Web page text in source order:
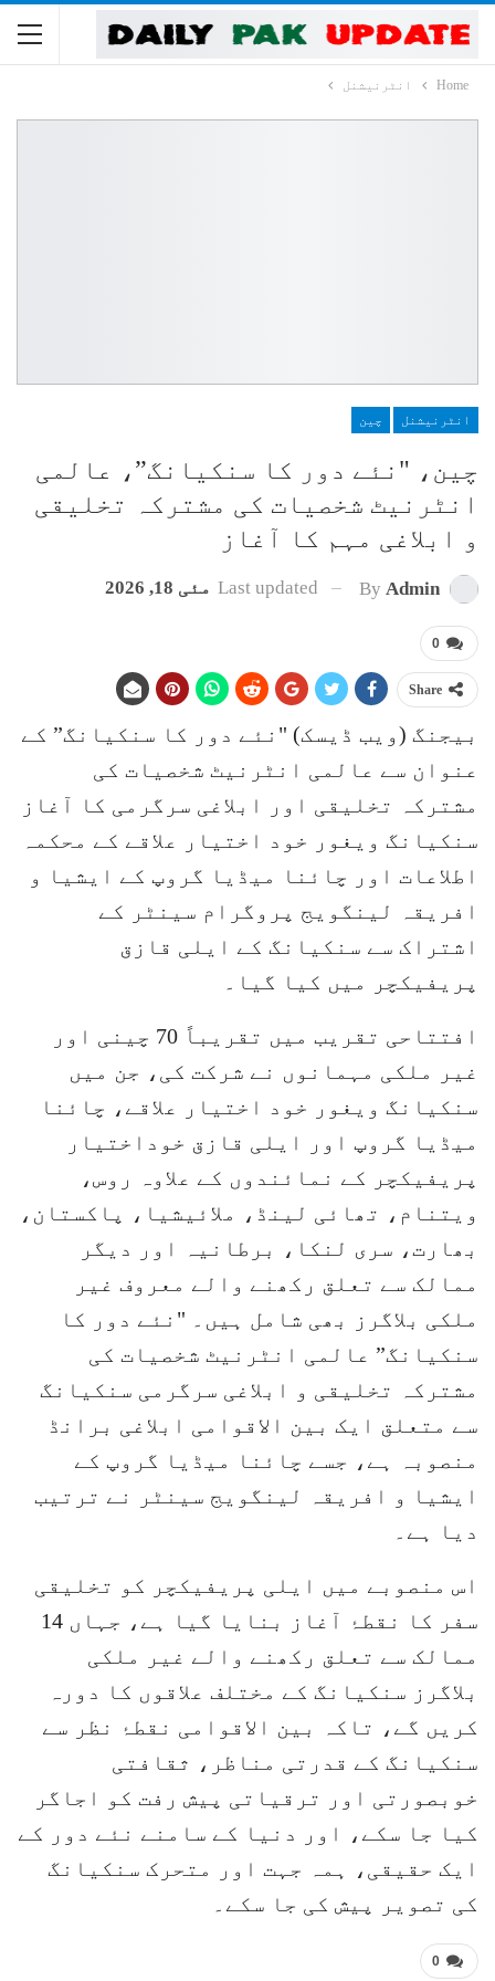
Home انٹرنیشنل
انٹرنیشنل چین
چین، "نئے دور کا سنکیانگ”، عالمی
انٹرنیٹ شخصیات کی مشترکہ تخلیقی
و ابلاغی مہم کا آغاز
By Admin
Last updated مئی 18, 2026
0
Share
بیجنگ (ویب ڈیسک) "نئے دور کا سنکیانگ” کے
عنوان سے عالمی انٹرنیٹ شخصیات کی
مشترکہ تخلیقی اور ابلاغی سرگرمی کا آغاز
سنکیانگ ویغور خود اختیار علاقے کے محکمہ
اطلاعات اور چائنا میڈیا گروپ کے ایشیا و
افریقہ لینگویج پروگرام سینٹر کے
اشتراک سے سنکیانگ کے ایلی قازق
پریفیکچر میں کیا گیا۔
افتتاحی تقریب میں تقریباً 70 چینی اور
غیر ملکی مہمانوں نے شرکت کی، جن میں
سنکیانگ ویغور خود اختیار علاقے، چائنا
میڈیا گروپ اور ایلی قازق خوداختیار
پریفیکچر کے نمائندوں کے علاوہ روس،
ویتنام، تھائی لینڈ، ملائیشیا، پاکستان،
بھارت، سری لنکا، برطانیہ اور دیگر
ممالک سے تعلق رکھنے والے معروف غیر
ملکی بلاگرز بھی شامل ہیں۔ "نئے دور کا
سنکیانگ” عالمی انٹرنیٹ شخصیات کی
مشترکہ تخلیقی و ابلاغی سرگرمی سنکیانگ
سے متعلق ایک بین الاقوامی ابلاغی برانڈ
منصوبہ ہے، جسے چائنا میڈیا گروپ کے
ایشیا و افریقہ لینگویج سینٹر نے ترتیب
دیا ہے۔
اس منصوبے میں ایلی پریفیکچر کو تخلیقی
سفر کا نقطۂ آغاز بنایا گیا ہے، جہاں 14
ممالک سے تعلق رکھنے والے غیر ملکی
بلاگرز سنکیانگ کے مختلف علاقوں کا دورہ
کریں گے، تاکہ بین الاقوامی نقطۂ نظر سے
سنکیانگ کے قدرتی مناظر، ثقافتی
خوبصورتی اور ترقیاتی پیش رفت کو اجاگر
کیا جا سکے، اور دنیا کے سامنے نئے دور کے
ایک حقیقی، ہمہ جہت اور متحرک سنکیانگ
کی تصویر پیش کی جا سکے۔
0